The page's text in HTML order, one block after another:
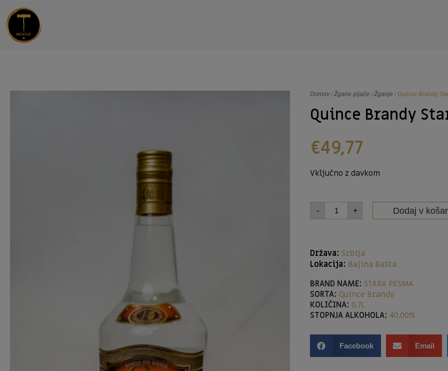
Domov/Žgane pijače /Žganje / Quince Brandy
Quince Brandy
€49,77
Vključno z davkom
- + Dodaj v
Država: Srbija
Lokacija: Bajina Bašta
BRAND NAME: STARA PESMA
SORTA: Quince Brandy
KOLIČINA: 0,7L
STOPNJA ALKOHOLA: 40,00%
Facebook Email